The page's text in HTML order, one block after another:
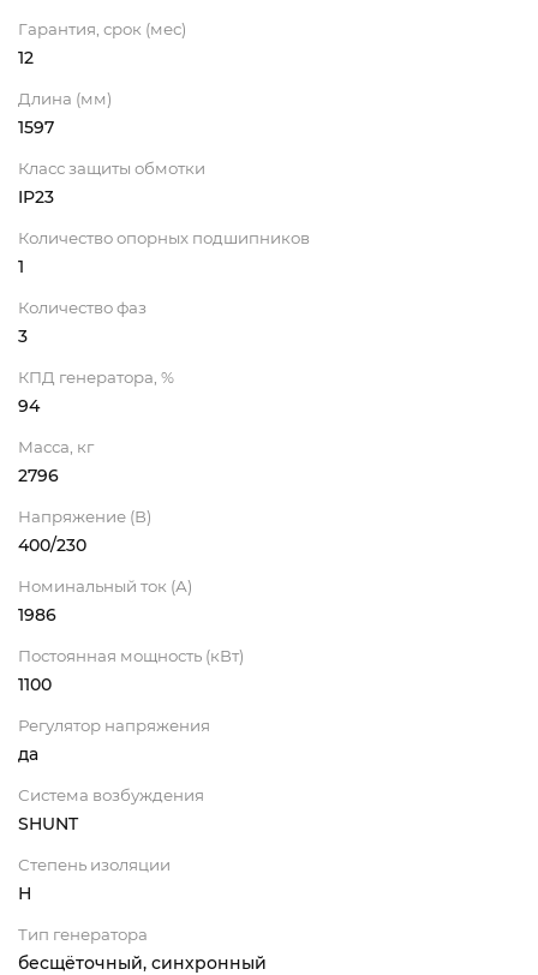
Гарантия, срок (мес)
12
Длина (мм)
1597
Класс защиты обмотки
IP23
Количество опорных подшипников
1
Количество фаз
3
КПД генератора, %
94
Масса, кг
2796
Напряжение (В)
400/230
Номинальный ток (А)
1986
Постоянная мощность (кВт)
1100
Регулятор напряжения
да
Система возбуждения
SHUNT
Степень изоляции
Н
Тип генератора
бесщёточный, синхронный